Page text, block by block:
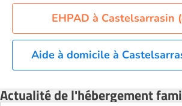
EHPAD à Castelsarrasin
Aide à domicile à
Actualité de l'hébergement